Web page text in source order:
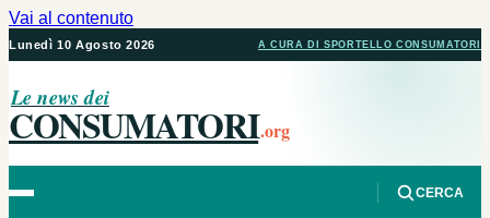
Vai al contenuto
Lunedì 10 Agosto 2026 A CURA DI SPORTELLO CONSUMATORI
Le news dei
CONSUMATORI.org
CERCA